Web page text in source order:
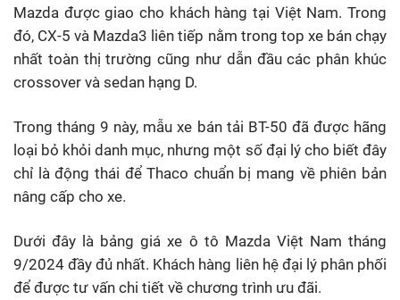
Mazda được giao cho khách hàng tại Việt Nam. Trong
đó, CX-5 và Mazda3 liên tiếp nằm trong top xe bán chạy
nhất toàn thị trường cũng như dẫn đầu các phân khúc
crossover và sedan hạng D.
Trong tháng 9 này, mẫu xe bán tải BT-50 đã được hãng
loại bỏ khỏi danh mục, nhưng một số đại lý cho biết đây
chỉ là động thái để Thaco chuẩn bị mang về phiên bản
nâng cấp cho xe.
Dưới đây là bảng giá xe ô tô Mazda Việt Nam tháng
9/2024 đầy đủ nhất. Khách hàng liên hệ đại lý phân phối
để được tư vấn chi tiết về chương trình ưu đãi.